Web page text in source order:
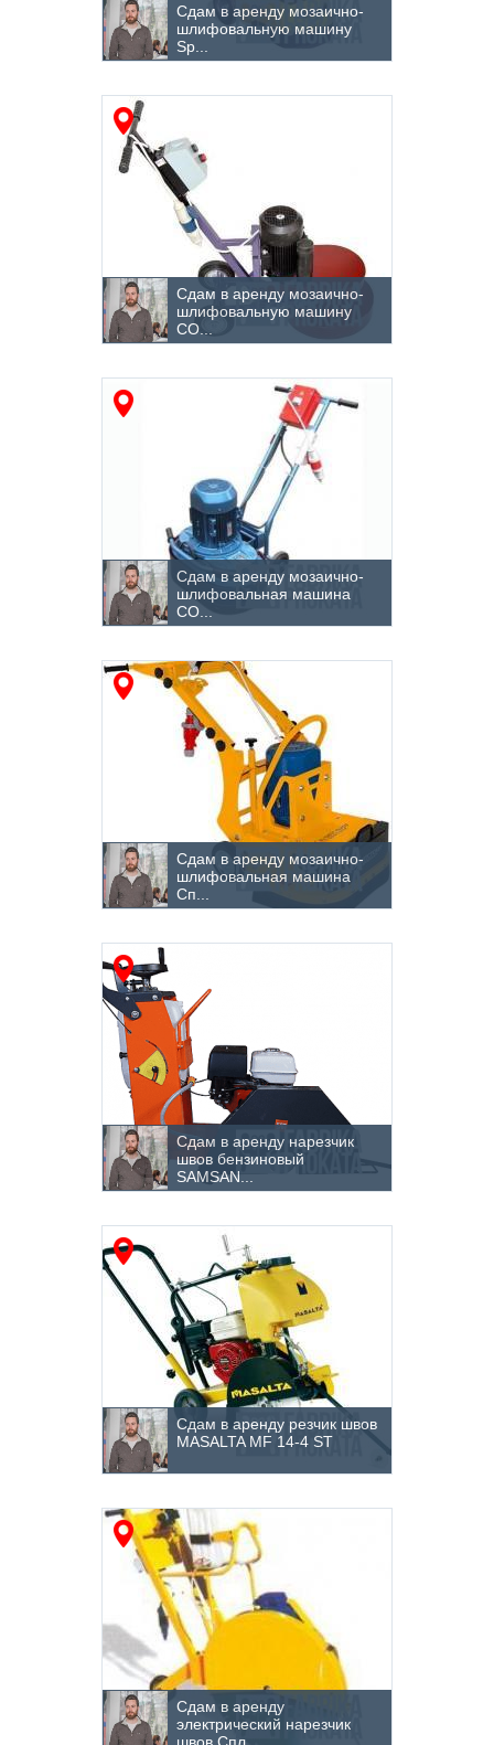
Сдам в аренду мозаично-
шлифовальную машину
Sp...
Сдам в аренду мозаично-
шлифовальную машину
СО...
Сдам в аренду мозаично-
шлифовальная машина
СО...
Сдам в аренду мозаично-
шлифовальная машина
Сп...
Сдам в аренду нарезчик
швов бензиновый
SAMSAN...
Сдам в аренду резчик швов
MASALTA MF 14-4 ST
Сдам в аренду
электрический нарезчик
швов Спл...